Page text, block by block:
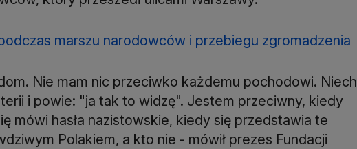
marszu narodowców i przebiegu zgromadzenia
Nie mam nic przeciwko każdemu pochodowi. Niech
i powie: "ja tak to widzę". Jestem przeciwny, kiedy
mówi hasła nazistowskie, kiedy się przedstawia te
Polakiem, a kto nie - mówił prezes Fundacji